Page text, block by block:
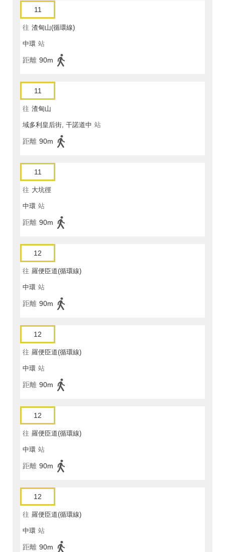
11
往 渣甸山(循環線)
中環 站
距離 90m
11
往 渣甸山
域多利皇后街, 干諾道中 站
距離 90m
11
往 大坑徑
中環 站
距離 90m
12
往 羅便臣道(循環線)
中環 站
距離 90m
12
往 羅便臣道(循環線)
中環 站
距離 90m
12
往 羅便臣道(循環線)
中環 站
距離 90m
12
往 羅便臣道(循環線)
中環 站
距離 90m